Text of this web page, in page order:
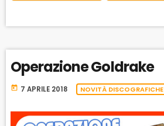
Operazione Goldrake
today 7 APRILE 2018 NOVITÀ DISCOGRAFICHE